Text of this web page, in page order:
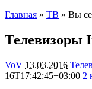
Главная » ТВ » Вы
Телевизоры
VoV 13.03.2016
16T17:42:45+03:00 2